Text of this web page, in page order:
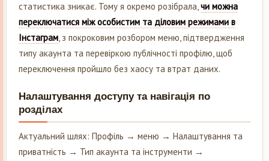
статистика зникає. Тому я окремо розібрала,чи можна
переключатися між особистим та діловим режимами в
Інстаграм, з покроковим розбором меню, підтвердження
типу акаунта та перевіркою публічності профілю, щоб
переключення пройшло без хаосу та втрат даних.
Налаштування доступу та навігація по
розділах
Актуальний шлях: Профіль → меню → Налаштування та
приватність → Тип акаунта та інструменти →